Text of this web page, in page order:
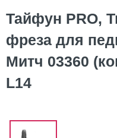
Тайфун PRO,
фреза для
Митч 03360
L14